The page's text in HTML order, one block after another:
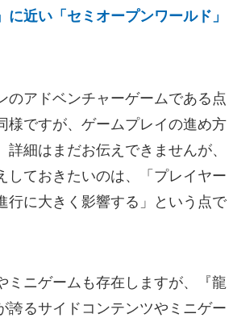
に近い「セミオープンワールド」
のアドベンチャーゲームである点
様ですが、ゲームプレイの進め方
細はまだお伝えできませんが、
しておきたいのは、「プレイヤー
行に大きく影響する」という点で
ミニゲームも存在しますが、『龍
誇るサイドコンテンツやミニゲー